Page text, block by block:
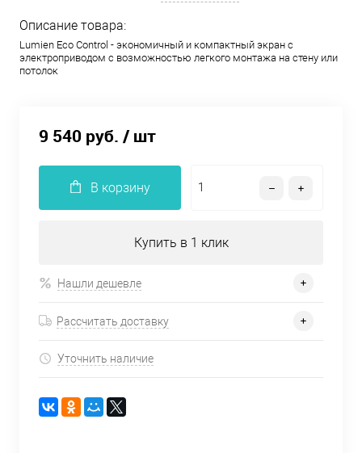
Описание товара:
Lumien Eco Control - экономичный и компактный экран с
электроприводом с возможностью легкого монтажа на стену или
потолок
9 540 руб. / шт
В корзину
Купить в 1 клик
Нашли дешевле
Рассчитать доставку
Уточнить наличие